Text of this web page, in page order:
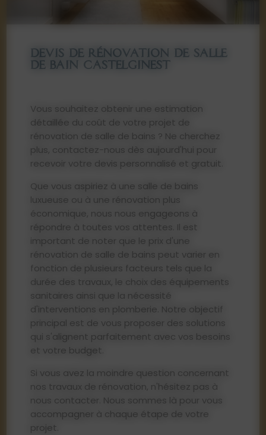
DEVIS DE RÉNOVATION DE SALLE
DE BAIN CASTELGINEST
Vous souhaitez obtenir une estimation
détaillée du coût de votre projet de
rénovation de salle de bains ? Ne cherchez
plus, contactez-nous dès aujourd'hui pour
recevoir votre devis personnalisé et gratuit.
Que vous aspiriez à une salle de bains
luxueuse ou à une rénovation plus
économique, nous nous engageons à
répondre à toutes vos attentes. Il est
important de noter que le prix d'une
rénovation de salle de bains peut varier en
fonction de plusieurs facteurs tels que la
durée des travaux, le choix des équipements
sanitaires ainsi que la nécessité
d'interventions en plomberie. Notre objectif
principal est de vous proposer des solutions
qui s'alignent parfaitement avec vos besoins
et votre budget.
Si vous avez la moindre question concernant
nos travaux de rénovation, n'hésitez pas à
nous contacter. Nous sommes là pour vous
accompagner à chaque étape de votre
projet.